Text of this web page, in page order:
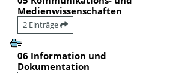
Medienwissenschaften
2 Einträge
06 Information und
Dokumentation